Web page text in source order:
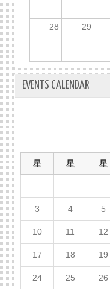
28 29
EVENTS CALENDAR
星 星 星
3 4 5
10 11 12
17 18 19
24 25 26